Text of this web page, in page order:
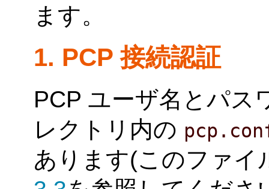
ます。
1. PCP 接続認証
PCP ユーザ名とパス
レクトリ内の
あります(このファイ